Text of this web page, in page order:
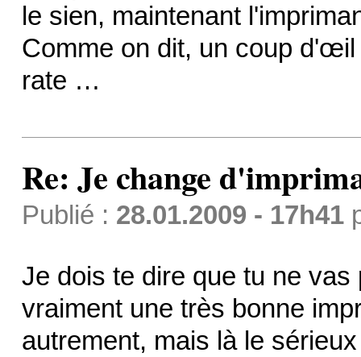
le sien, maintenant
Comme on dit, un coup
rate …
Re: Je change
Publié : 28.01.2009 - 17h41
Je dois te dire que tu ne
vraiment une très bonne
autrement, mais là le